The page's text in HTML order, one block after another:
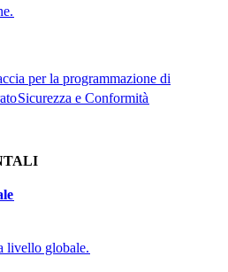
per la programmazione di
Sicurezza e Conformità​​
livello globale.​​